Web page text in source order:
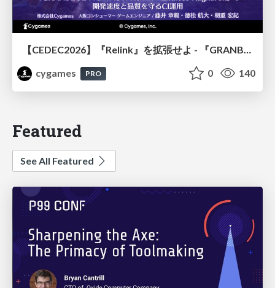
【CEDEC2026】『Relink』を拡張せよ - 『GRANBLUE FANTASY: Relink - Endless Ragnarok』の開発速度と品質を守るCI運用
cygames
PRO 0 140
Featured
See All Featured